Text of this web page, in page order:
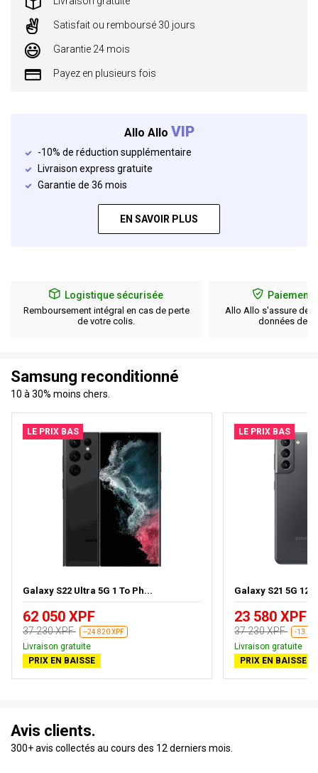
Satisfait ou remboursé 30 jours
Garantie 24 mois
Payez en plusieurs fois
Allo Allo VIP
-10% de réduction supplémentaire
Livraison express gratuite
Garantie de 36 mois
EN SAVOIR PLUS
Logistique sécurisée
Remboursement intégral en cas de perte
de votre colis.
Paiement
Allo Allo s'assure de
données de
Samsung reconditionné
10 à 30% moins chers.
LE PRIX BAS
Galaxy S22 Ultra 5G 1 To Ph...
62 050 XPF
37 230 XPF --24 820 XPF
Livraison gratuite
PRIX EN BAISSE
LE PRIX BAS
Galaxy S21 5G
23 580 XPF
37 230 XPF -13
Livraison gratuite
PRIX EN BAISSE
Avis clients.
300+ avis collectés au cours des 12 derniers mois.